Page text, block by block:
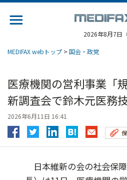
2026年8月7日（
MEDIFAX webトップ > 国会・政党
医療機関の営利事業
新調査会で鈴木元医務
2026年6月11日 16:41
日本維新の会の社会保